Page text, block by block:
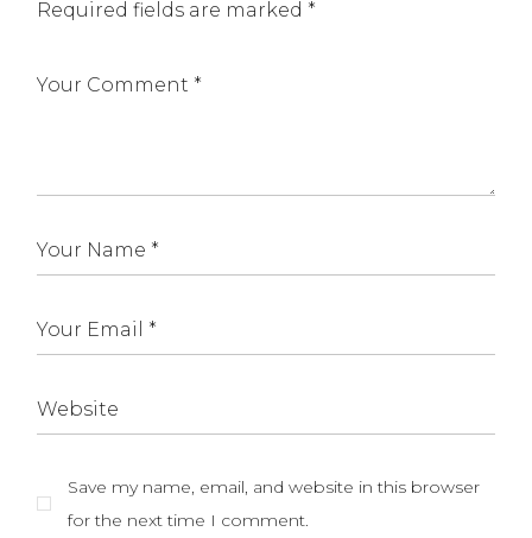
Required fields are marked *
Save my name, email, and website in this browser
for the next time I comment.